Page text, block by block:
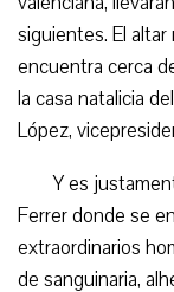
siguientes. El altar
encuentra cerca
la casa natalicia
López,
Y es
Ferrer donde se
extraordinarios
de sanguinaria,